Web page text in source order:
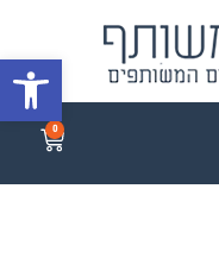
פתח
0